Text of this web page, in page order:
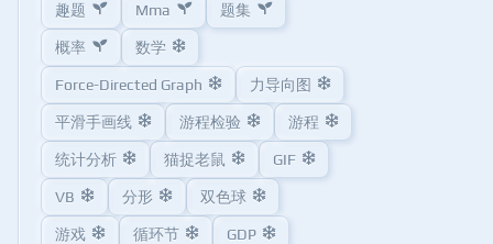
趣题 Mma 题集
概率 数学
Force-Directed Graph 力导向图
平滑手画线 游程检验 游程
统计分析 猫捉老鼠 GIF
VB 分形 双色球
游戏 循环节 GDP